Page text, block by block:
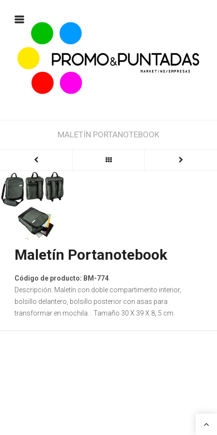
MALETÍN PORTANOTEBOOK
Maletín Portanotebook
Código de producto: BM-774
Descripción: Maletín con doble compartimento interior,
bolsillo delantero, bolsillo posterior con asas para
transformar en mochila. . Tamaño 30 X 39 X 8, 5 cm.